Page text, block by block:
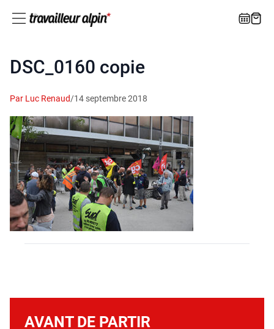
DSC_0160 copie
Par Luc Renaud/14 septembre 2018
AVANT DE PARTIR